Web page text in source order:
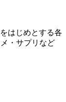
はじめとする各
・サプリなど